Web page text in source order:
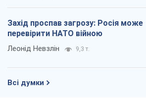
Захід проспав загрозу: Росія може
перевірити НАТО війною
Леонід Невзлін 9,3 т.
Всі думки